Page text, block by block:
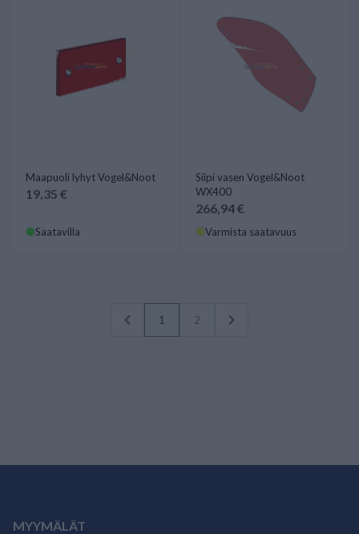
Maapuoli lyhyt Vogel&Noot
19,35 €
Saatavilla
Siipi vasen Vogel&Noot
WX400
266,94 €
Varmista saatavuus
1 2
MYYMÄLÄT